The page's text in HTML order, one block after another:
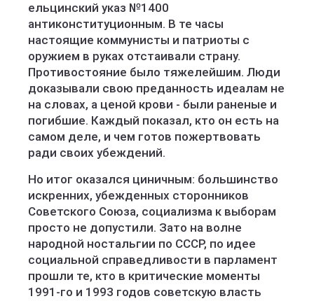
ельцинский указ №1400
антиконституционным. В те часы
настоящие коммунисты и патриоты с
оружием в руках отстаивали страну.
Противостояние было тяжелейшим. Люди
доказывали свою преданность идеалам не
на словах, а ценой крови - были раненые и
погибшие. Каждый показал, кто он есть на
самом деле, и чем готов пожертвовать
ради своих убеждений.
Но итог оказался циничным: большинство
искренних, убежденных сторонников
Советского Союза, социализма к выборам
просто не допустили. Зато на волне
народной ностальгии по СССР, по идее
социальной справедливости в парламент
прошли те, кто в критические моменты
1991-го и 1993 годов советскую власть